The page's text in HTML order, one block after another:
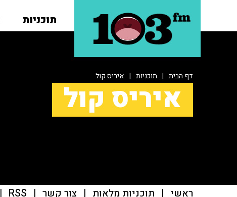
תוכניות
דף הבית | תוכניות | איריס קול
איריס קול
ראשי | תוכניות מלאות | צור קשר |
RSS
|